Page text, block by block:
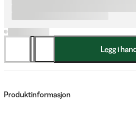
Legg i
Produktinformasjon